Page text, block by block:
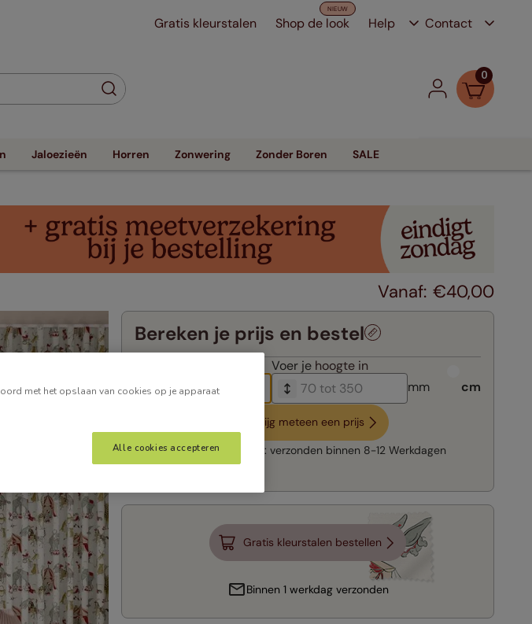
Gratis kleurstalen Shop de look Help Contact
0
Jaloezieën Horren Zonwering Zonder Boren SALE
€40,00
Bereken je prijs en bestel
Voer je hoogte in
mm
cm
Krijg meteen een prijs
Snelle levering: verzonden binnen 8-12 Werkdagen
Gratis kleurstalen bestellen
Binnen 1 werkdag verzonden
met het opslaan van cookies op je apparaat
Alle cookies accepteren